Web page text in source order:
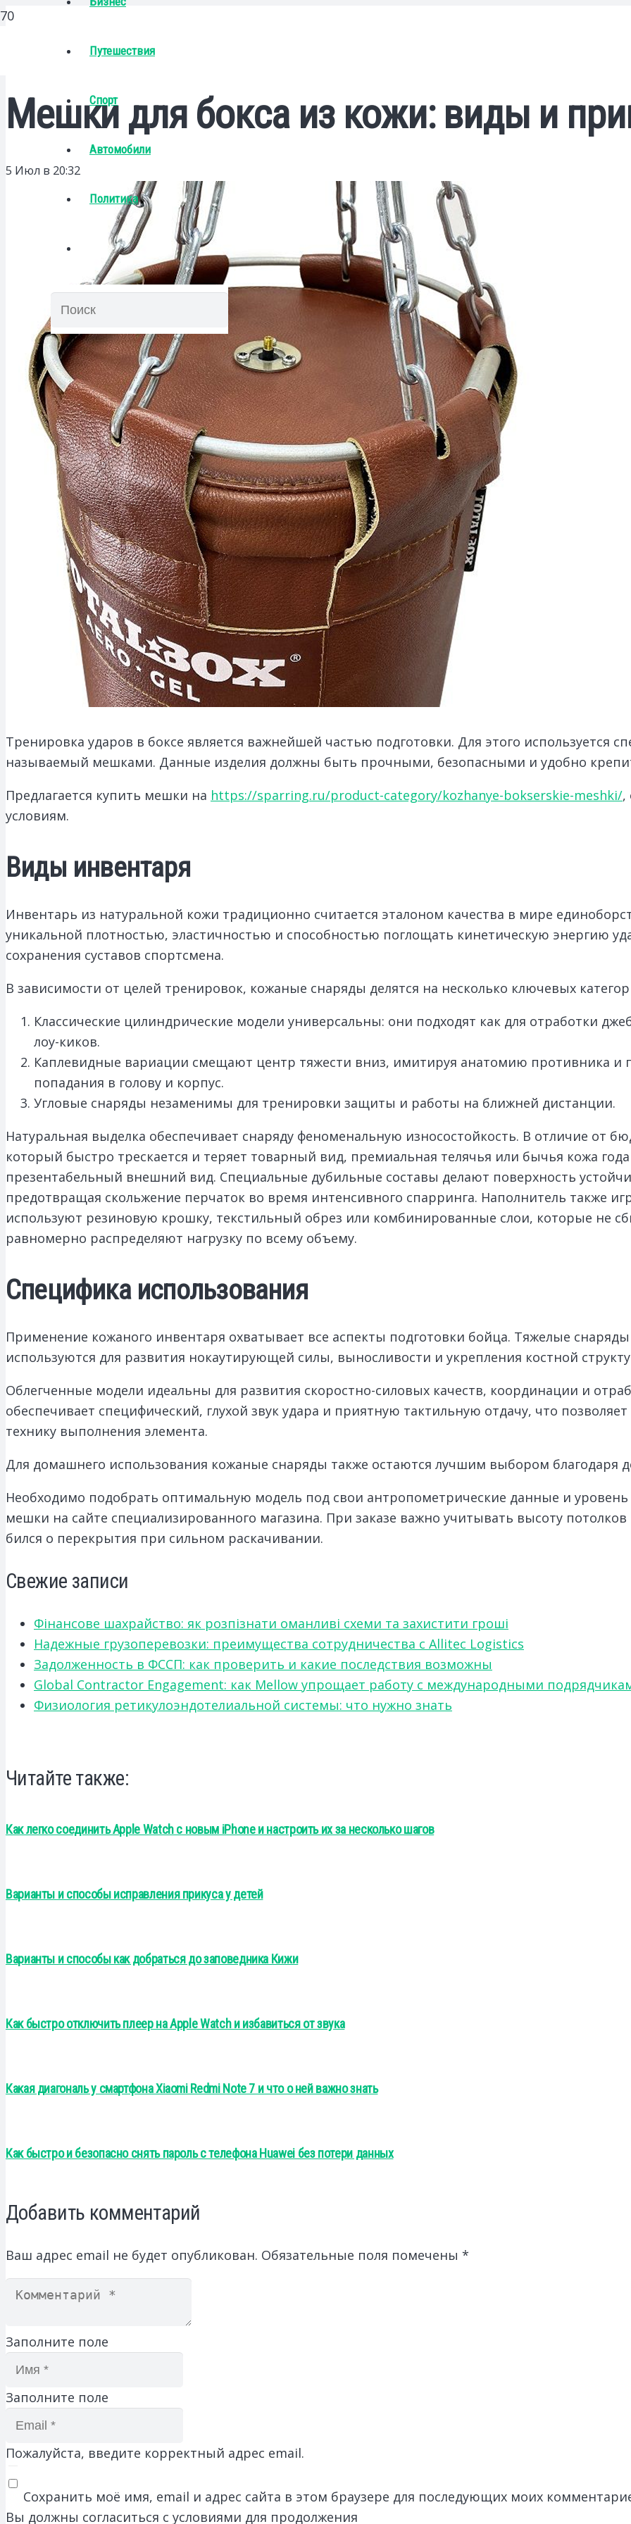
Путешествия
Спорт
Автомобили
Политика
Мешки для бокса из кожи: виды и
5 Июл в 20:32
Тренировка ударов в боксе является важнейшей частью подготовки. Для этого используется
называемый мешками. Данные изделия должны быть прочными, безопасными и удобно
Предлагается купить мешки на https://sparring.ru/product-category/kozhanye-bokserskie-meshki/,
условиям.
Виды инвентаря
Инвентарь из натуральной кожи традиционно считается эталоном качества в мире
уникальной плотностью, эластичностью и способностью поглощать кинетическую энергию
сохранения суставов спортсмена.
В зависимости от целей тренировок, кожаные снаряды делятся на несколько ключевых
Классические цилиндрические модели универсальны: они подходят как для отработки
лоу-киков.
Каплевидные вариации смещают центр тяжести вниз, имитируя анатомию противника и
попадания в голову и корпус.
Угловые снаряды незаменимы для тренировки защиты и работы на ближней дистанции.
Натуральная выделка обеспечивает снаряду феноменальную износостойкость. В отличие от
который быстро трескается и теряет товарный вид, премиальная телячья или бычья кожа
презентабельный внешний вид. Специальные дубильные составы делают поверхность
предотвращая скольжение перчаток во время интенсивного спарринга. Наполнитель также
используют резиновую крошку, текстильный обрез или комбинированные слои, которые не
равномерно распределяют нагрузку по всему объему.
Специфика использования
Применение кожаного инвентаря охватывает все аспекты подготовки бойца. Тяжелые
используются для развития нокаутирующей силы, выносливости и укрепления костной
Облегченные модели идеальны для развития скоростно-силовых качеств, координации и
обеспечивает специфический, глухой звук удара и приятную тактильную отдачу, что
технику выполнения элемента.
Для домашнего использования кожаные снаряды также остаются лучшим выбором благодаря
Необходимо подобрать оптимальную модель под свои антропометрические данные и
мешки на сайте специализированного магазина. При заказе важно учитывать высоту
бился о перекрытия при сильном раскачивании.
Свежие записи
Фінансове шахрайство: як розпізнати оманливі схеми та захистити гроші
Надежные грузоперевозки: преимущества сотрудничества с Allitec Logistics
Задолженность в ФССП: как проверить и какие последствия возможны
Global Contractor Engagement: как Mellow упрощает работу с международными
Физиология ретикулоэндотелиальной системы: что нужно знать
Читайте также:
Как легко соединить Apple Watch с новым iPhone и настроить их за несколько шагов
Варианты и способы исправления прикуса у детей
Варианты и способы как добраться до заповедника Кижи
Как быстро отключить плеер на Apple Watch и избавиться от звука
Какая диагональ у смартфона Xiaomi Redmi Note 7 и что о ней важно знать
Как быстро и безопасно снять пароль с телефона Huawei без потери данных
Добавить комментарий
Ваш адрес email не будет опубликован. Обязательные поля помечены *
Заполните поле
Заполните поле
Пожалуйста, введите корректный адрес email.
Сохранить моё имя, email и адрес сайта в этом браузере для последующих моих
Вы должны согласиться с условиями для продолжения